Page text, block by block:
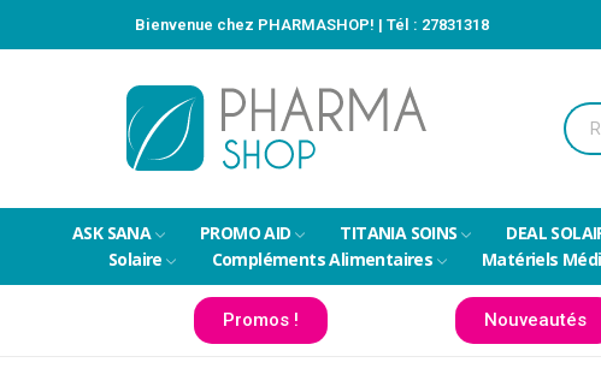
Bienvenue chez PHARMASHOP! | Tél : 27831318
ASK SANA PROMO AID TITANIA SOINS DEAL
Solaire
Compléments Alimentaires Matériels
Promos ! Nouveautés